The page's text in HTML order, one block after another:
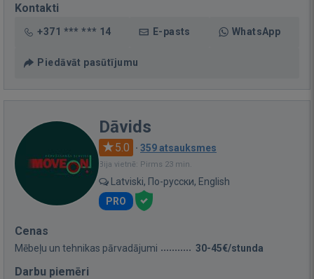
Kontakti
+371 *** *** 14 E-pasts WhatsApp
Piedāvāt pasūtījumu
Dāvids
5.0 · 359 atsauksmes
Bija vietnē: Pirms 23 min.
Latviski, По-русски, English
PRO
Cenas
Mēbeļu un tehnikas pārvadājumi 30-45€/stunda
Darbu piemēri